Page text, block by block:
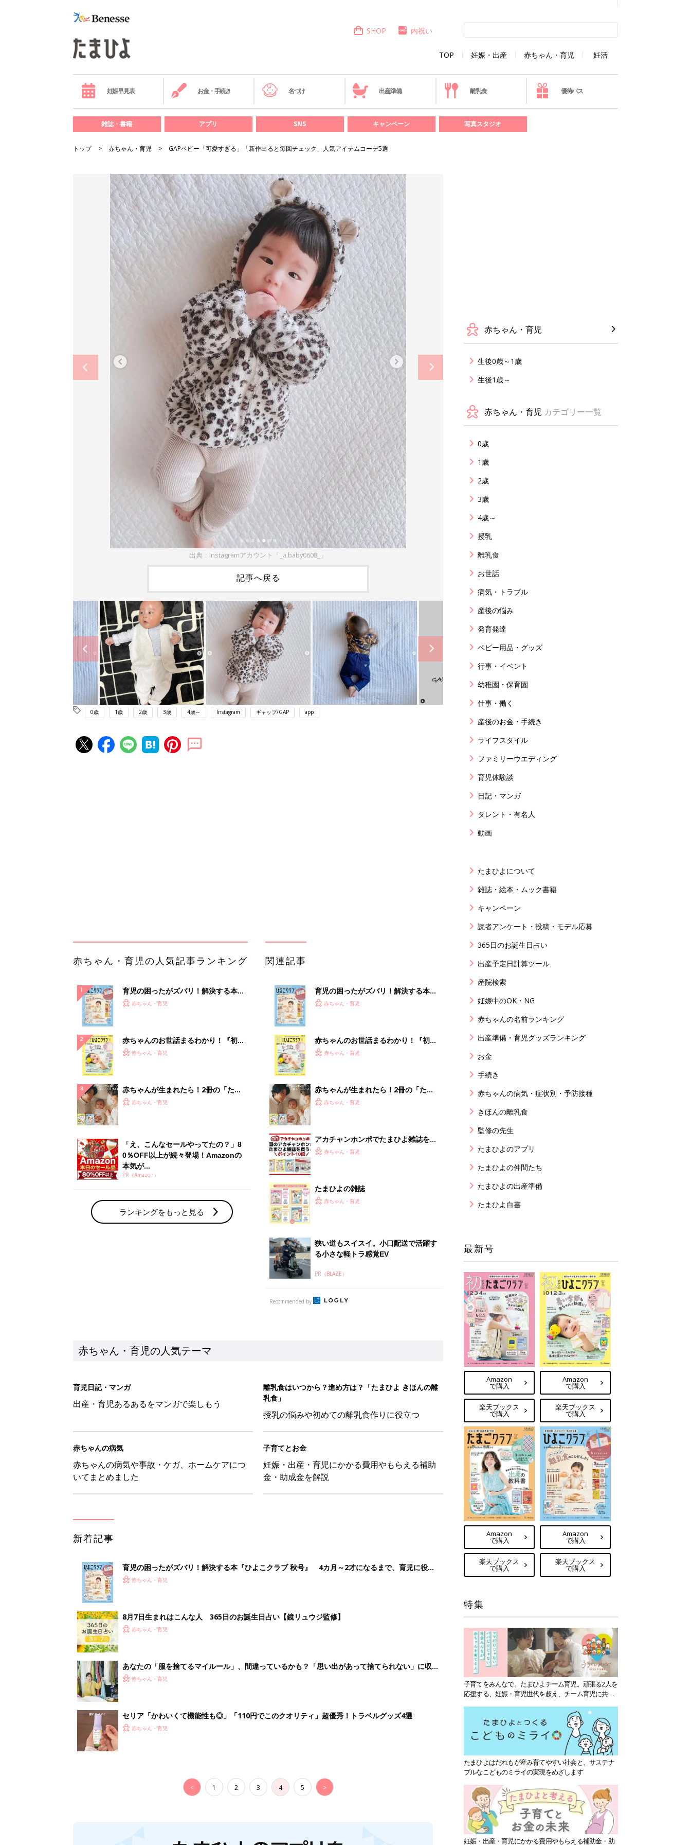
TOP 妊娠・出産 赤ちゃん・育児 妊活
SHOP 内祝い
妊娠早見表 お金・手続き 名づけ 出産準備 離乳食 優待パス
雑誌・書籍 アプリ SNS キャンペーン 写真スタジオ
トップ 赤ちゃん・育児 GAPベビー「可愛すぎる」「新作出ると毎回チェック」人気アイテムコーデ5選
出典：Instagramアカウント「_a.baby0608_」
記事へ戻る
0歳 1歳 2歳 3歳 4歳～ Instagram ギャップ/GAP app
0％OFF以上が続々登場！Amazonの
本気が...
PR（Amazon）
ランキングをもっと見る
る小さな軽トラ感覚EV
PR（BLAZE）
赤ちゃん・育児の人気テーマ
育児日記・マンガ
離乳食はいつから？進め方は？「たまひよ きほんの離
授乳の悩みや初めての離乳食作りに役立つ
子育てとお金
妊娠・出産・育児にかかる費用やもらえる補助
金・助成金を解説
育児の困ったがズバリ！解決する本『ひよこクラブ 秋号』 4カ月～2才になるまで、育児に役立
つ情報がいっぱい！
赤ちゃん・育児
8月7日生まれはこんな人 365日のお誕生日占い【鏡リュウジ監修】
赤ちゃん・育児
あなたの「服を捨てるマイルール」、間違っているかも？「思い出があって捨てられない」に収納
< 1 2 3 4 5 >
赤ちゃん・育児
生後0歳～1歳
生後1歳～
赤ちゃん・育児 カテゴリー一覧
0歳
1歳
2歳
3歳
4歳～
授乳
離乳食
お世話
病気・トラブル
産後の悩み
発育発達
ベビー用品・グッズ
行事・イベント
幼稚園・保育園
仕事・働く
産後のお金・手続き
ライフスタイル
ファミリーウエディング
育児体験談
日記・マンガ
タレント・有名人
動画
たまひよについて
雑誌・絵本・ムック書籍
キャンペーン
読者アンケート・投稿・モデル応募
365日のお誕生日占い
出産予定日計算ツール
産院検索
妊娠中のOK・NG
赤ちゃんの名前ランキング
出産準備・育児グッズランキング
お金
手続き
赤ちゃんの病気・症状別・予防接種
きほんの離乳食
監修の先生
たまひよのアプリ
たまひよの仲間たち
たまひよの出産準備
たまひよ白書
最新号
Amazon
で購入
楽天ブックス
で購入
Amazon
で購入
楽天ブックス
で購入
Amazon
で購入
楽天ブックス
で購入
Amazon
で購入
楽天ブックス
で購入
特集
子育てをみんなで。たまひよチーム育児。頑張る2人を
応援する、妊娠・育児世代を超え、チーム育児に共感
たまひよはだれもが産み育てやすい社会と、サステナ
ブルなこどものミライの実現をめざします
妊娠・出産・育児にかかる費用やもらえる補助金・助